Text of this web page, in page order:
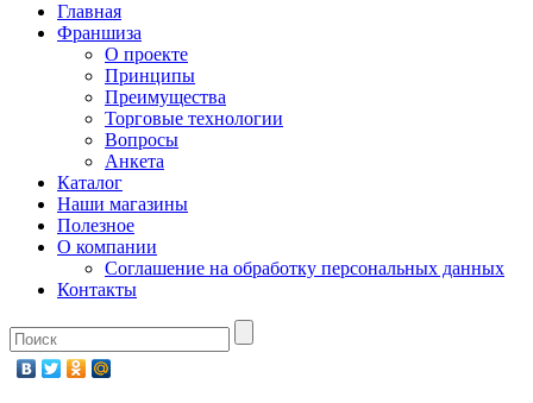
Главная
Франшиза
О проекте
Принципы
Преимущества
Торговые технологии
Вопросы
Анкета
Каталог
Наши магазины
Полезное
О компании
Соглашение на обработку персональных данных
Контакты